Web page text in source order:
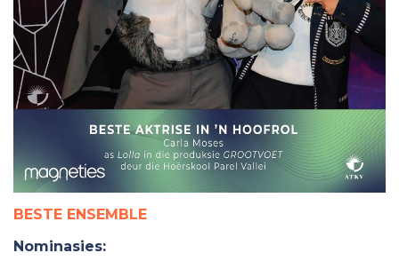
BESTE ENSEMBLE
Nominasies: